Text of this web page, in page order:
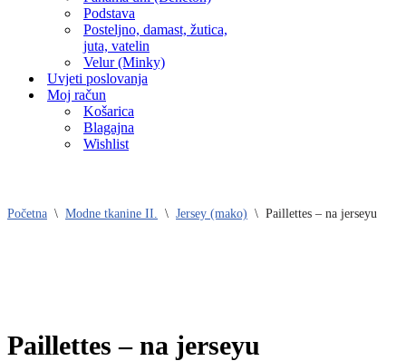
Podstava
Posteljno, damast, žutica,
juta, vatelin
Velur (Minky)
Uvjeti poslovanja
Moj račun
Košarica
Blagajna
Wishlist
Početna \ Modne tkanine II. \ Jersey (mako) \ Paillettes – na jerseyu
Paillettes – na jerseyu